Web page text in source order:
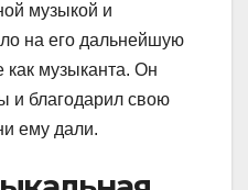
музыкой и
на его дальнейшую
как музыканта. Он
и благодарил свою
ему дали.